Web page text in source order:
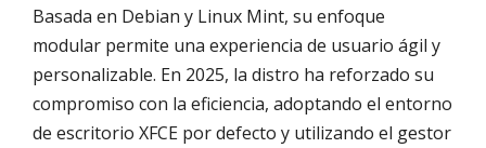
Basada en Debian y Linux Mint, su enfoque
modular permite una experiencia de usuario ágil y
personalizable. En 2025, la distro ha reforzado su
compromiso con la eficiencia, adoptando el entorno
de escritorio XFCE por defecto y utilizando el gestor